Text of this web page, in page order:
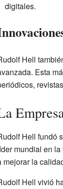
digitales.
Hell
Esta
Hell fundó
mundial en
mejorar la
Hell vivió